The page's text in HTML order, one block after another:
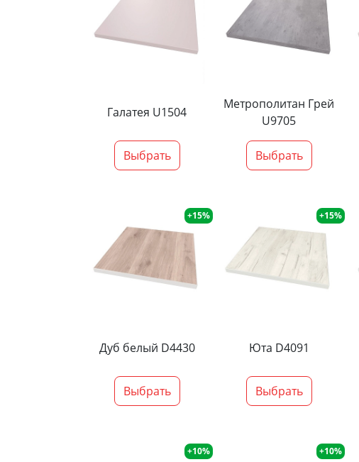
Галатея U1504
Выбрать
Метрополитан Грей
U9705
Выбрать
+15%
Дуб белый D4430
Выбрать
+15%
Юта D4091
Выбрать
+10% +10%